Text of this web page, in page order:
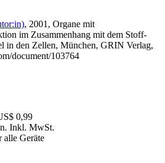
, 2001, Organe mit
im Zusammenhang mit dem Stoff-
in den Zellen, München, GRIN Verlag,
document/103764
0,99
Inkl. MwSt.
alle Geräte